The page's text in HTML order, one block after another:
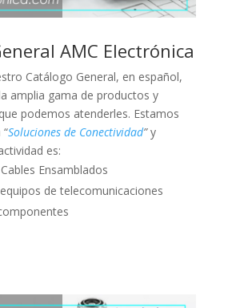
AMC Electrónica
Catálogo General, en español,
amplia gama de productos y
podemos atenderles. Estamos
Soluciones de Conectividad”y
es:
Ensamblados
de telecomunicaciones